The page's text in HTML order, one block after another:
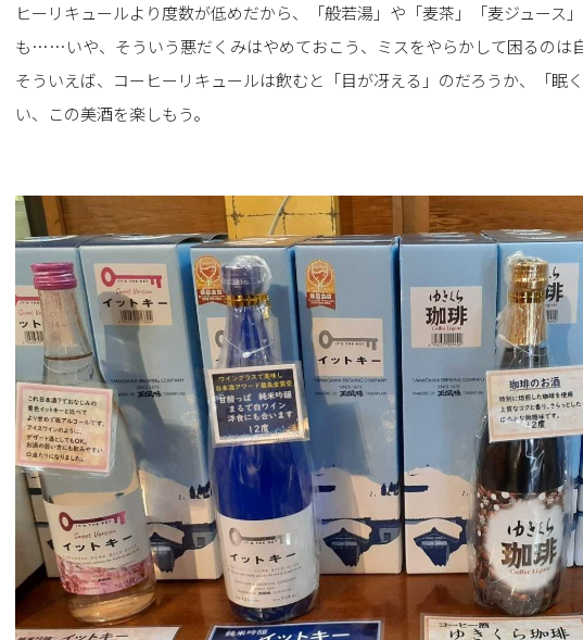
ヒーリキュールより度数が低めだから、「般若湯」や「麦茶」「麦ジュース
も……いや、そういう悪だくみはやめておこう、ミスをやらかして困るのは
そういえば、コーヒーリキュールは飲むと「目が冴える」のだろうか、「眠
い、この美酒を楽しもう。